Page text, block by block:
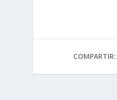
COMPARTIR: